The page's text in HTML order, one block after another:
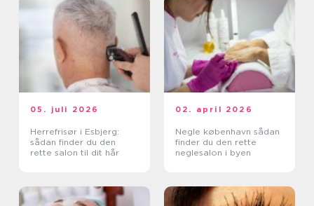
05. juli 2026
Herrefrisør i Esbjerg:
sådan finder du den
rette salon til dit hår
02. april 2026
Negle københavn sådan
finder du den rette
neglesalon i byen